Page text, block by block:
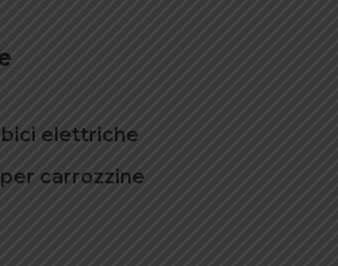
elettriche
carrozzine